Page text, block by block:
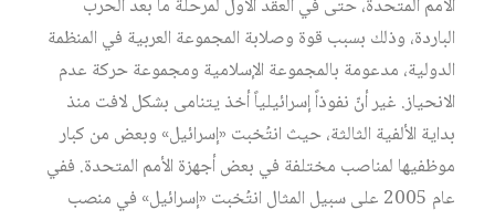
الأمم المتحدة، حتى في العقد الأول لمرحلة ما بعد الحرب
الباردة، وذلك بسبب قوة وصلابة المجموعة العربية في المنظمة
الدولية، مدعومة بالمجموعة الإسلامية ومجموعة حركة عدم
الانحياز. غير أنّ نفوذاً إسرائيلياً أخذ يتنامى بشكل لافت منذ
بداية الألفية الثالثة، حيث انتُخبت «إسرائيل» وبعض من كبار
موظفيها لمناصب مختلفة في بعض أجهزة الأمم المتحدة. ففي
عام 2005 على سبيل المثال انتُخبت «إسرائيل» في منصب